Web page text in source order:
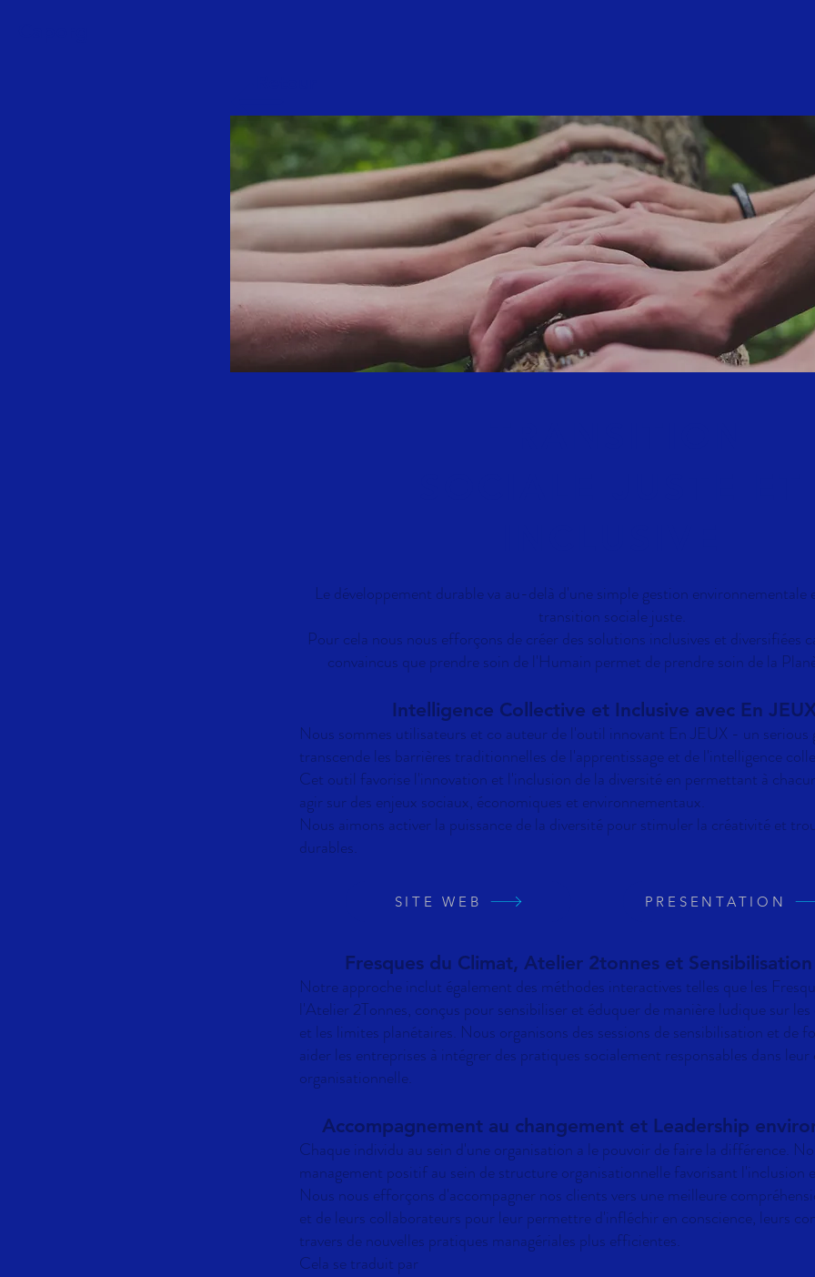
Le développement durable va au-delà d'une simple gestion environnementale
transition sociale juste.
Pour cela nous nous efforçons de créer des solutions inclusives et diversifiées
convaincus que prendre soin de l'Humain permet de prendre soin de la
Intelligence Collective et Inclusive avec En JE
Nous sommes utilisateurs et co auteur de l'outil innovant En JEUX - un serious
transcende les barrières traditionnelles de l'apprentissage et de l'intelligence
Cet outil favorise l'innovation et l'inclusion de la diversité en permettant à
agir sur des enjeux sociaux, économiques et environnementaux.
Nous aimons activer la puissance de la diversité pour stimuler la créativité et
durables.
SITE WEB
Fresques du Climat, Atelier 2tonnes et
Notre approche inclut également des méthodes interactives telles que les
l'Atelier 2Tonnes, conçus pour sensibiliser et éduquer de manière ludique sur
et les limites planétaires. Nous organisons des sessions de sensibilisation et de
aider les entreprises à intégrer des pratiques socialement responsables dans
organisationnelle.
Accompagnement au changement et Leadership
Chaque individu au sein d'une organisation a le pouvoir de faire la différence.
management positif au sein de structure organisationnelle favorisant l'inclusion
Nous nous efforçons d'accompagner nos clients vers une meilleure
et de leurs collaborateurs pour leur permettre d'infléchir en conscience, leurs
travers de nouvelles pratiques managériales plus efficientes.
Cela se traduit par
PRESENTATION